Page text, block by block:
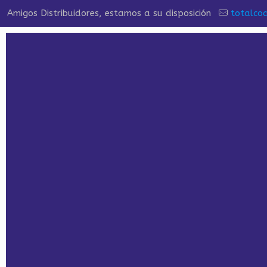
Amigos Distribuidores, estamos a su disposición